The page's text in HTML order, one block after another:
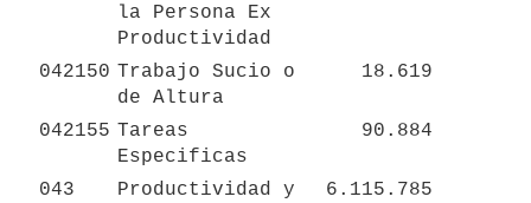
la Persona Ex
Productividad
042150 Trabajo Sucio o
de Altura
18.619
042155 Tareas
Especificas
90.884
043
Productividad y
6.115.785